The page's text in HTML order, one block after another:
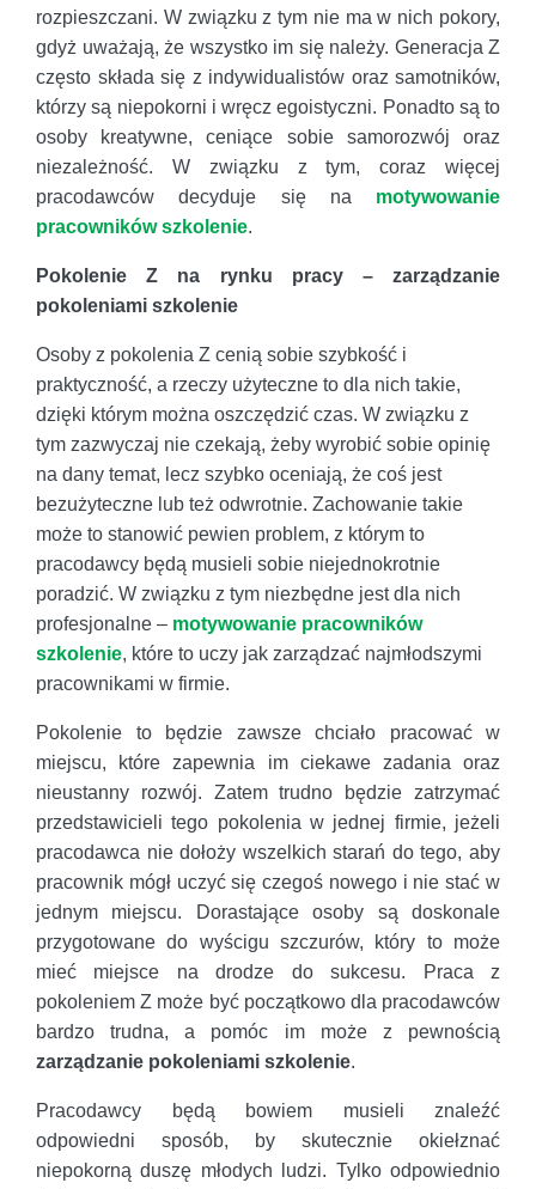
rozpieszczani. W związku z tym nie ma w nich pokory,
gdyż uważają, że wszystko im się należy. Generacja Z
często składa się z indywidualistów oraz samotników,
którzy są niepokorni i wręcz egoistyczni. Ponadto są to
osoby kreatywne, ceniące sobie samorozwój oraz
niezależność. W związku z tym, coraz więcej
pracodawców decyduje się na motywowanie
pracowników szkolenie.
Pokolenie Z na rynku pracy – zarządzanie
pokoleniami szkolenie
Osoby z pokolenia Z cenią sobie szybkość i
praktyczność, a rzeczy użyteczne to dla nich takie,
dzięki którym można oszczędzić czas. W związku z
tym zazwyczaj nie czekają, żeby wyrobić sobie opinię
na dany temat, lecz szybko oceniają, że coś jest
bezużyteczne lub też odwrotnie. Zachowanie takie
może to stanowić pewien problem, z którym to
pracodawcy będą musieli sobie niejednokrotnie
poradzić. W związku z tym niezbędne jest dla nich
profesjonalne – motywowanie pracowników
szkolenie, które to uczy jak zarządzać najmłodszymi
pracownikami w firmie.
Pokolenie to będzie zawsze chciało pracować w
miejscu, które zapewnia im ciekawe zadania oraz
nieustanny rozwój. Zatem trudno będzie zatrzymać
przedstawicieli tego pokolenia w jednej firmie, jeżeli
pracodawca nie dołoży wszelkich starań do tego, aby
pracownik mógł uczyć się czegoś nowego i nie stać w
jednym miejscu. Dorastające osoby są doskonale
przygotowane do wyścigu szczurów, który to może
mieć miejsce na drodze do sukcesu. Praca z
pokoleniem Z może być początkowo dla pracodawców
bardzo trudna, a pomóc im może z pewnością
zarządzanie pokoleniami szkolenie.
Pracodawcy będą bowiem musieli znaleźć
odpowiedni sposób, by skutecznie okiełznać
niepokorną duszę młodych ludzi. Tylko odpowiednio